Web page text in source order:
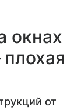
окнах
от